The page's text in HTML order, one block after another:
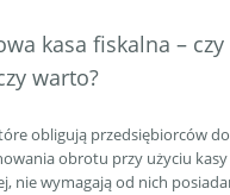
kasa fiskalna – czy
warto?
obligują przedsiębiorców do
obrotu przy użyciu kasy
nie wymagają od nich